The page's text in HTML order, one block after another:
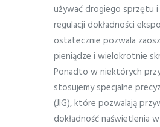
używać drogiego sprzętu
regulacji dokładności
ostatecznie pozwala
pieniądze i wielokrotnie
Ponadto w niektórych
stosujemy specjalne
(JIG), które pozwalają
dokładność naświetlenia